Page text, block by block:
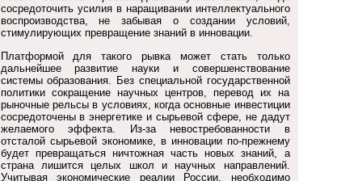
сосредоточить усилия в наращивании интеллектуального
воспроизводства, не забывая о создании условий,
стимулирующих превращение знаний в инновации.
Платформой для такого рывка может стать только
дальнейшее развитие науки и совершенствование
системы образования. Без специальной государственной
политики сокращение научных центров, перевод их на
рыночные рельсы в условиях, когда основные инвестиции
сосредоточены в энергетике и сырьевой сфере, не дадут
желаемого эффекта. Из-за невостребованности в
отсталой сырьевой экономике, в инновации по-прежнему
будет превращаться ничтожная часть новых знаний, а
страна лишится целых школ и научных направлений.
Учитывая экономические реалии России, необходимо